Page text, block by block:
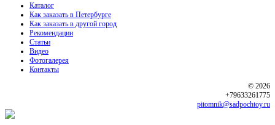
Каталог
Как заказать в Петербурге
Как заказать в другой город
Рекомендации
Статьи
Видео
Фотогалерея
Контакты
© 2026
+79633261775
pitomnik@sadpochtoy.ru